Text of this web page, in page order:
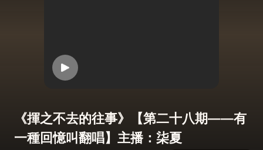
《揮之不去的往事》【第二十八期——有
一種回憶叫翻唱】主播：柒夏